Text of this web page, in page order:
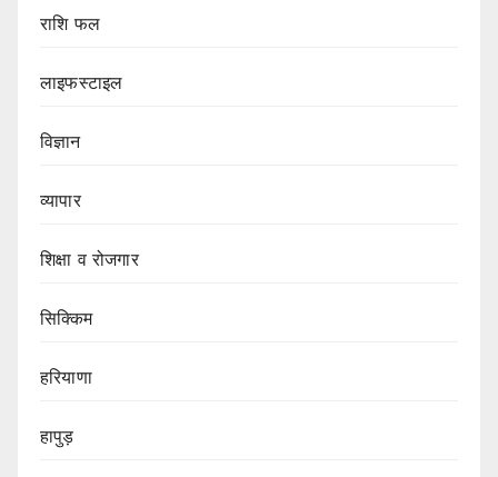
राशि फल
लाइफस्टाइल
विज्ञान
व्यापार
शिक्षा व रोजगार
सिक्किम
हरियाणा
हापुड़